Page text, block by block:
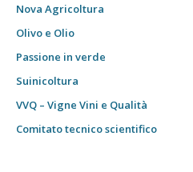
Nova Agricoltura
Olivo e Olio
Passione in verde
Suinicoltura
VVQ – Vigne Vini e Qualità
Comitato tecnico scientifico